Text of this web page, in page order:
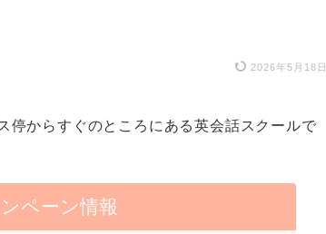
2026年5月18日
停からすぐのところにある英会話スクールで
ペーン情報